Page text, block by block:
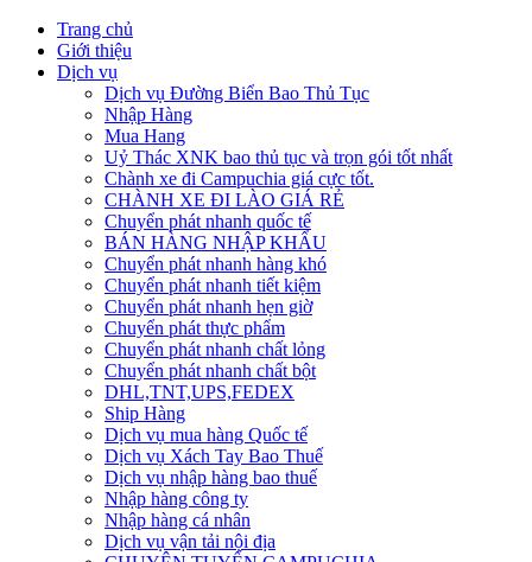
Trang chủ
Giới thiệu
Dịch vụ
Dịch vụ Đường Biển Bao Thủ Tục
Nhập Hàng
Mua Hang
Uỷ Thác XNK bao thủ tục và trọn gói tốt nhất
Chành xe đi Campuchia giá cực tốt.
CHÀNH XE ĐI LÀO GIÁ RẺ
Chuyển phát nhanh quốc tế
BÁN HÀNG NHẬP KHẨU
Chuyển phát nhanh hàng khó
Chuyển phát nhanh tiết kiệm
Chuyển phát nhanh hẹn giờ
Chuyển phát thực phẩm
Chuyển phát nhanh chất lỏng
Chuyển phát nhanh chất bột
DHL,TNT,UPS,FEDEX
Ship Hàng
Dịch vụ mua hàng Quốc tế
Dịch vụ Xách Tay Bao Thuế
Dịch vụ nhập hàng bao thuế
Nhập hàng công ty
Nhập hàng cá nhân
Dịch vụ vận tải nội địa